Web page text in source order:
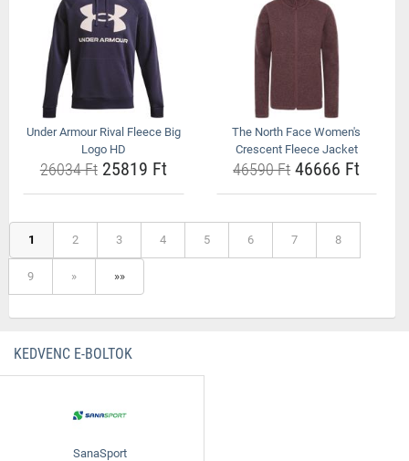
Under Armour Rival Fleece Big
Logo HD
26034 Ft25819 Ft
The North Face Women's
Crescent Fleece Jacket
46590 Ft46666 Ft
1 2 3 4 5 6 7 8
9 » »»
KEDVENC E-BOLTOK
SanaSport